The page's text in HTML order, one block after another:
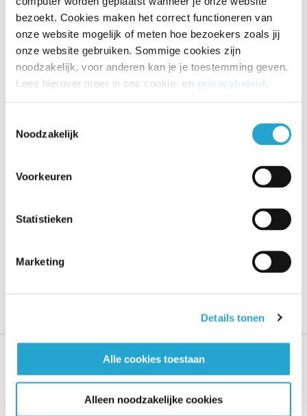
bezoekt. Cookies maken het correct functioneren van
onze website mogelijk of meten hoe bezoekers zoals jij
onze website gebruiken. Sommige cookies zijn
noodzakelijk, voor anderen kan je je toestemming geven.
Lees hierover meer in ons cookie- en privacybeleid
Noodzakelijk
Voorkeuren
Statistieken
Marketing
Details tonen
Alle cookies toestaan
Alleen noodzakelijke cookies
Gesteund door